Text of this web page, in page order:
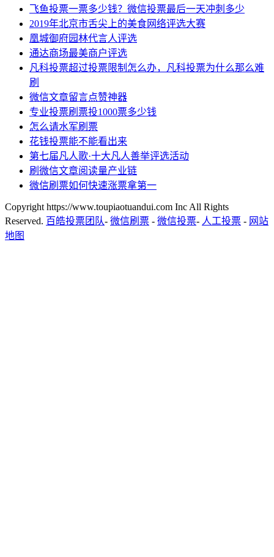
飞鱼投票一票多少钱？微信投票最后一天冲刺多少
2019年北京市舌尖上的美食网络评选大赛
凰城御府园林代言人评选
通达商场最美商户评选
凡科投票超过投票限制怎么办，凡科投票为什么那么难
刷
微信文章留言点赞神器
专业投票刷票投1000票多少钱
怎么请水军刷票
花钱投票能不能看出来
第七届凡人歌·十大凡人善举评选活动
刷微信文章阅读量产业链
微信刷票如何快速涨票拿第一
Copyright https://www.toupiaotuandui.com Inc All Rights
Reserved. 百皓投票团队- 微信刷票 - 微信投票- 人工投票 - 网站
地图